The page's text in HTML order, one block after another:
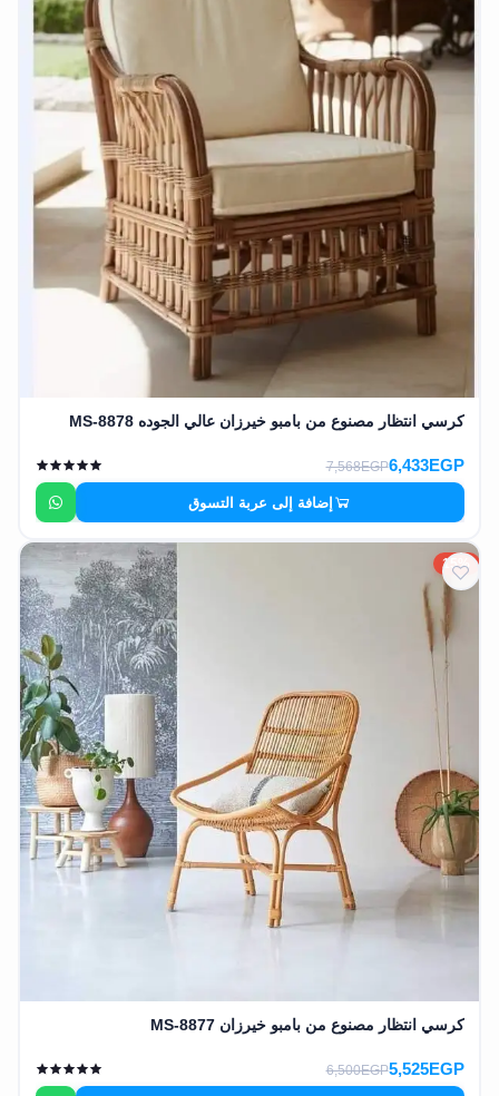
كرسي انتظار مصنوع من بامبو خيرزان عالي الجوده MS-8878
6,433EGP
7,568EGP
إضافة إلى عربة التسوق
15%
كرسي انتظار مصنوع من بامبو خيرزان MS-8877
5,525EGP
6,500EGP